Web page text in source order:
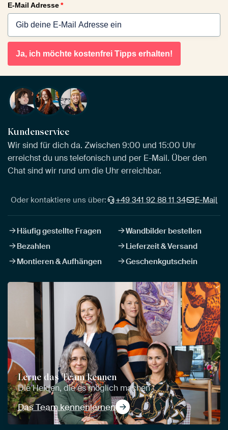
E-Mail Adresse*
Ja, ich möchte kostenfrei Tipps erhalten!
Kundenservice
Wir sind für dich da. Zwischen 9:00 und 15:00 Uhr
erreichst du uns telefonisch und per E-Mail. Über den
Chat sind wir rund um die Uhr erreichbar.
Oder kontaktiere uns über: +49 341 92 88 11 34 E-Mail
Häufig gestellte Fragen
Wandbilder bestellen
Bezahlen
Lieferzeit & Versand
Montieren & Aufhängen
Geschenkgutschein
Lerne das Team kennen
Die Helden, die es möglich machen
Das Team kennenlernen